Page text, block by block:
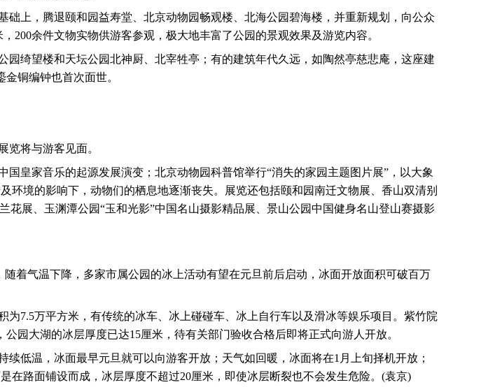
上，腾退颐和园益寿堂、北京动物园畅观楼、北海公园碧海楼，并重新规划，向公众
200余件文物实物供游客参观，极大地丰富了公园的景观效果及游览内容。
绮望楼和天坛公园北神厨、北宰牲亭；有的建筑年代久远，如陶然亭慈悲庵，这座建
铜编钟也首次面世。
览将与游客见面。
国皇家音乐的起源发展演变；北京动物园科普馆举行“消失的家园主题图片展”，以大象
环境的影响下，动物们的栖息地逐渐丧失。展览还包括颐和园南迁文物展、香山双清别
展、玉渊潭公园“玉和光影”中国名山摄影精品展、景山公园中国健身名山登山赛摄影
随着气温下降，多家市属公园的冰上活动有望在元旦前后启动，冰面开放面积可破百万
为7.5万平方米，有传统的冰车、冰上碰碰车、冰上自行车以及滑冰等娱乐项目。紫竹院
公园大湖的冰层厚度已达15厘米，待有关部门验收合格后即将正式向游人开放。
续低温，冰面最早元旦就可以向游客开放；天气如回暖，冰面将在1 月上旬择机开放；
在路面铺设而成，冰层厚度不超过20厘米，即使冰层断裂也不会发生危险。 (袁京)